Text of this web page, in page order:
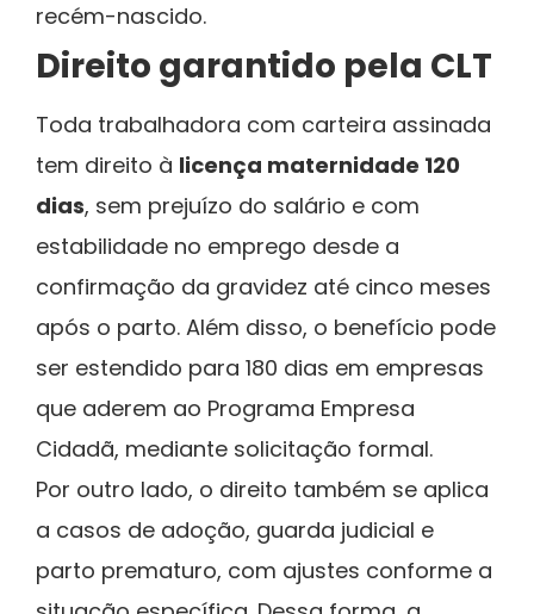
recém-nascido.
Direito garantido pela CLT
Toda trabalhadora com carteira assinada
tem direito à licença maternidade 120
dias, sem prejuízo do salário e com
estabilidade no emprego desde a
confirmação da gravidez até cinco meses
após o parto. Além disso, o benefício pode
ser estendido para 180 dias em empresas
que aderem ao Programa Empresa
Cidadã, mediante solicitação formal.
Por outro lado, o direito também se aplica
a casos de adoção, guarda judicial e
parto prematuro, com ajustes conforme a